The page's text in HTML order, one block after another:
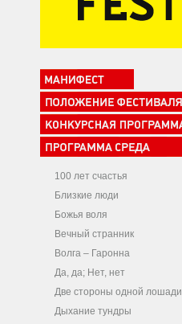
100 лет счастья
Близкие люди
Божья воля
Вечный странник
Волга – Гаронна
Да, да; Нет, нет
Две стороны одной лошади
Дыхание тундры